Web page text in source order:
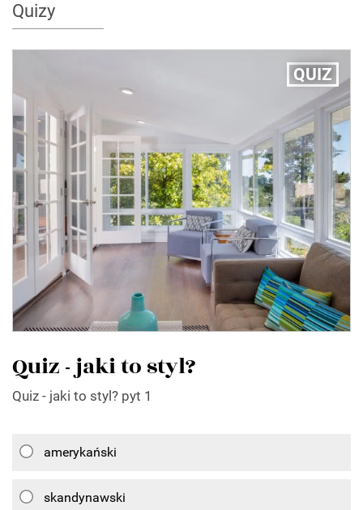
Quizy
QUIZ
Quiz - jaki to styl?
Quiz - jaki to styl? pyt 1
amerykański
skandynawski